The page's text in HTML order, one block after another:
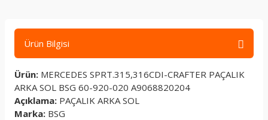
Ürün Bilgisi
Ürün: MERCEDES SPRT.315,316CDI-CRAFTER PAÇALIK
ARKA SOL BSG 60-920-020 A9068820204
Açıklama: PAÇALIK ARKA SOL
Marka: BSG